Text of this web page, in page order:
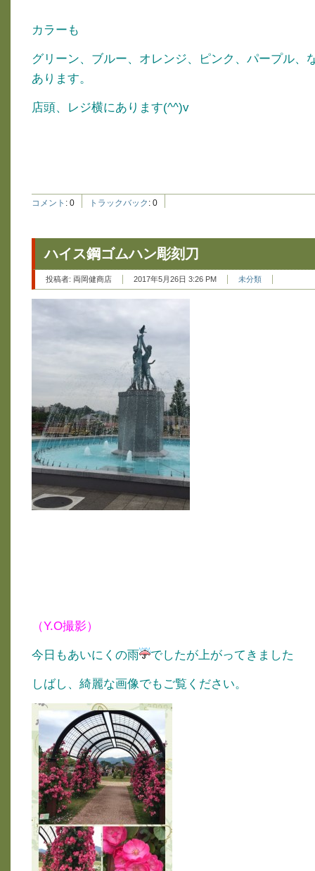
カラーも
グリーン、ブルー、オレンジ、ピンク、パープル、
あります。
店頭、レジ横にあります(^^)v
コメント : 0 トラックバック : 0
ハイス鋼ゴムハン彫刻刀
投稿者: 両岡健商店 2017年5月26日 3:26 PM 未分類
（Y.O撮影）
今日もあいにくの雨 でしたが上がってきました
しばし、綺麗な画像でもご覧ください。